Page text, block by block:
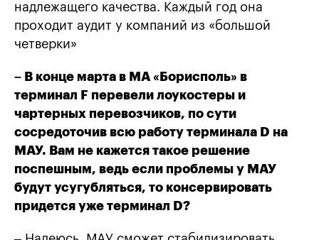
надлежащего качества. Каждый год она
проходит аудит у компаний из «большой
четверки»
– В конце марта в МА «Борисполь» в
терминал F перевели лоукостеры и
чартерных перевозчиков, по сути
сосредоточив всю работу терминала D на
МАУ. Вам не кажется такое решение
поспешным, ведь если проблемы у МАУ
будут усугубляться, то консервировать
придется уже терминал D?